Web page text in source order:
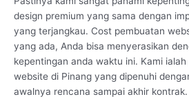
design premium yang sama dengan
yang terjangkau. Cost pembuatan
yang ada, Anda bisa menyerasikan
kepentingan anda waktu ini. Kami
website di Pinang yang dipenuhi
awalnya rencana sampai akhir kontrak.